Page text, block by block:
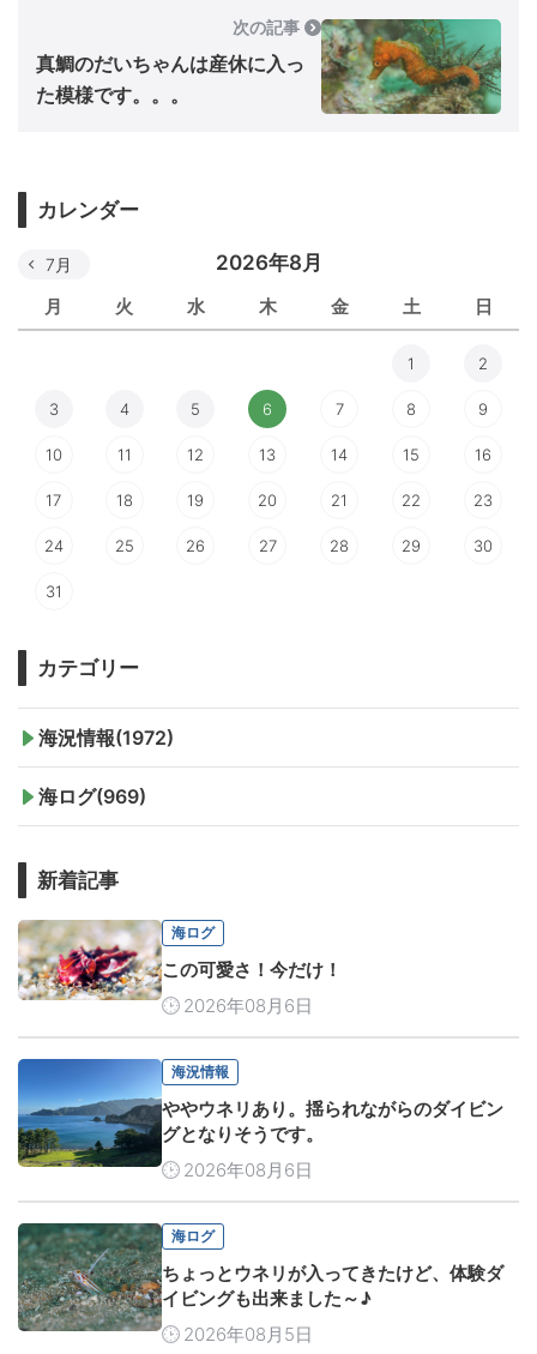
次の記事
真鯛のだいちゃんは産休に入っ
た模様です。。。
カレンダー
2026年8月
月 火 水 木 金 土 日
7月
1 2
3 4 5 6 7 8 9
10 11 12 13 14 15 16
17 18 19 20 21 22 23
24 25 26 27 28 29 30
31
カテゴリー
海況情報(1972)
海ログ(969)
新着記事
海ログ
この可愛さ！今だけ！
2026年08月6日
海況情報
ややウネリあり。揺られながらのダイビン
グとなりそうです。
2026年08月6日
海ログ
ちょっとウネリが入ってきたけど、体験ダ
イビングも出来ました～♪
2026年08月5日